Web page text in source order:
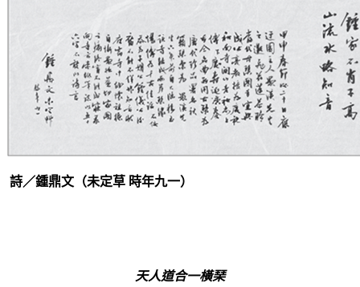
詩／鍾鼎文（未定草 時年九一）
天人道合一橫琹